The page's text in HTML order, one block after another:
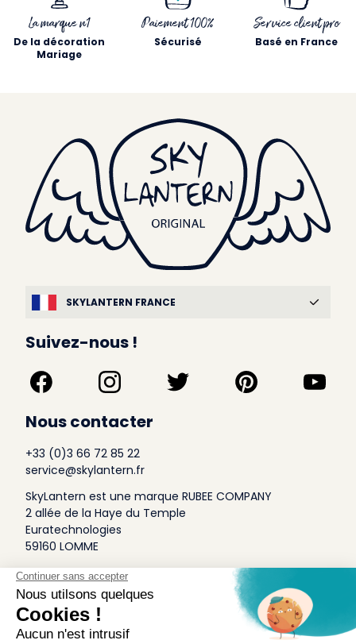
La marque n1
De la décoration
Mariage
Paiement 100%
Sécurisé
Service client pro
Basé en France
SKYLANTERN FRANCE
Suivez-nous !
Nous contacter
+33 (0)3 66 72 85 22
service@skylantern.fr
SkyLantern est une marque RUBEE COMPANY
2 allée de la Haye du Temple
Euratechnologies
59160 LOMME
A Propos
Qui sommes-nous
Conditions générales de Vente